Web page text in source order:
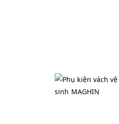
PHỤ KIỆN VÁCH
VỆ SINH MAGHIN